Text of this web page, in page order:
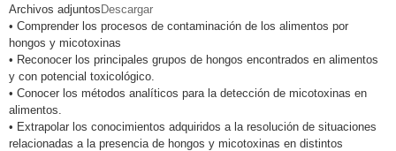
Archivos adjuntosDescargar
• Comprender los procesos de contaminación de los alimentos por
hongos y micotoxinas
• Reconocer los principales grupos de hongos encontrados en alimentos
y con potencial toxicológico.
• Conocer los métodos analíticos para la detección de micotoxinas en
alimentos.
• Extrapolar los conocimientos adquiridos a la resolución de situaciones
relacionadas a la presencia de hongos y micotoxinas en distintos